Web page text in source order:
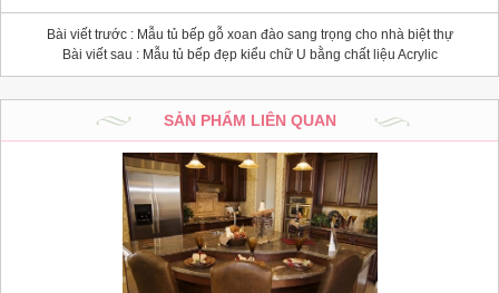
Bài viết trước :Mẫu tủ bếp gỗ xoan đào sang trọng cho nhà biệt thự
Bài viết sau :Mẫu tủ bếp đẹp kiểu chữ U bằng chất liệu Acrylic
SẢN PHẨM LIÊN QUAN